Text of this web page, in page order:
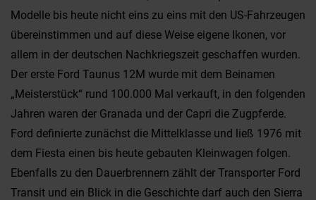
Modelle bis heute nicht eins zu eins mit den US-Fahrzeugen
übereinstimmen und auf diese Weise eigene Ikonen, vor
allem in der deutschen Nachkriegszeit geschaffen wurden.
Der erste Ford Taunus 12M wurde mit dem Beinamen
„Meisterstück“ rund 100.000 Mal verkauft, in den folgenden
Jahren waren der Granada und der Capri die Zugpferde.
Ford definierte zunächst die Mittelklasse und ließ 1976 mit
dem Fiesta einen bis heute gebauten Kleinwagen folgen.
Ebenfalls zu den Dauerbrennern zählt der Transporter Ford
Transit und ein Blick in die Geschichte darf auch den Sierra